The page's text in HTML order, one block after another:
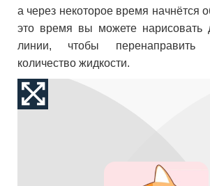
а через некоторое время начнётся
это время вы можете нарисовать
линии, чтобы
количество жидкости.